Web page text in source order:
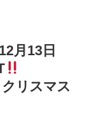
月13日
リスマス